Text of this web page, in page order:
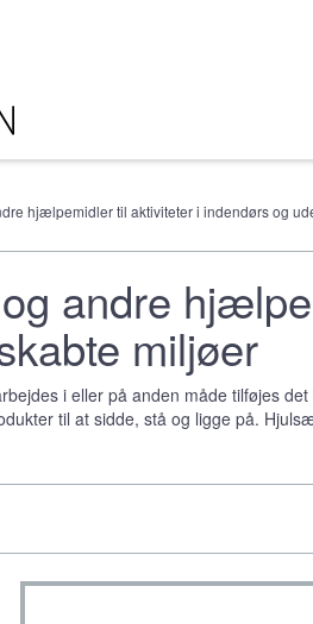
hjælpemidler til aktiviteter i indendørs og
andre
miljøer
i eller på anden måde tilføjes
til at sidde, stå og ligge på.